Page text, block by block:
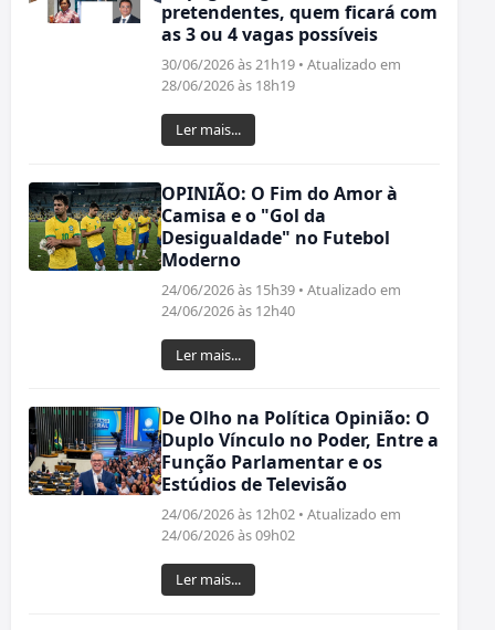
pretendentes, quem ficará com
as 3 ou 4 vagas possíveis
30/06/2026 às 21h19 • Atualizado em
28/06/2026 às 18h19
Ler mais...
OPINIÃO: O Fim do Amor à
Camisa e o "Gol da
Desigualdade" no Futebol
Moderno
24/06/2026 às 15h39 • Atualizado em
24/06/2026 às 12h40
Ler mais...
De Olho na Política Opinião: O
Duplo Vínculo no Poder, Entre a
Função Parlamentar e os
Estúdios de Televisão
24/06/2026 às 12h02 • Atualizado em
24/06/2026 às 09h02
Ler mais...